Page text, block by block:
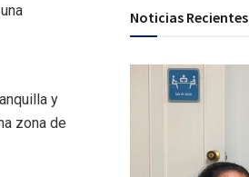
y
zona de
Noticias Recientes